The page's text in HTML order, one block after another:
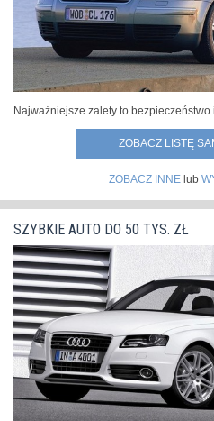
Najważniejsze zalety to bezpieczeństwo
ZOBACZ LISTĘ
ZOBACZ INNElub
SZYBKIE AUTO DO 50 TYS. ZŁ